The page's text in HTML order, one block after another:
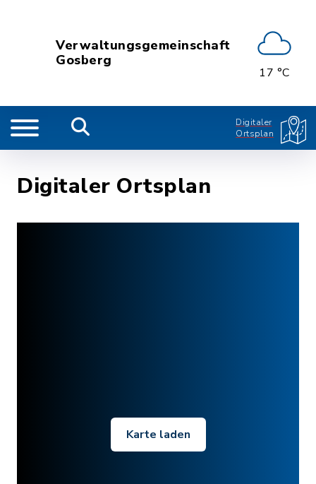
Verwaltungsgemeinschaft
Gosberg
17 °C
Digitaler
Ortsplan
Digitaler Ortsplan
Karte laden